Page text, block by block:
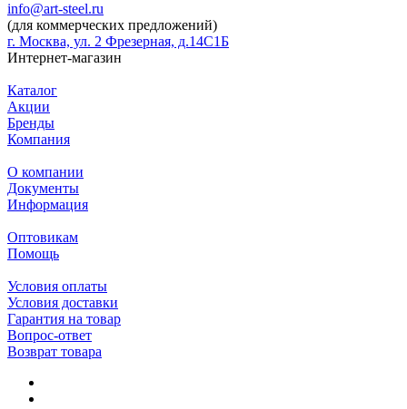
info@art-steel.ru
(для коммерческих предложений)
г. Москва, ул. 2 Фрезерная, д.14С1Б
Интернет-магазин
Каталог
Акции
Бренды
Компания
О компании
Документы
Информация
Оптовикам
Помощь
Условия оплаты
Условия доставки
Гарантия на товар
Вопрос-ответ
Возврат товара